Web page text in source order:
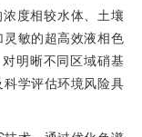
度相较水体、土壤
敏的超高效液相色
明晰不同区域硝基
学评估环境风险具